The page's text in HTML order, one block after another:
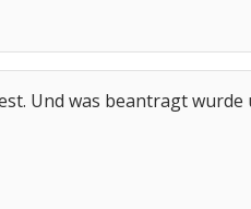
Und was beantragt